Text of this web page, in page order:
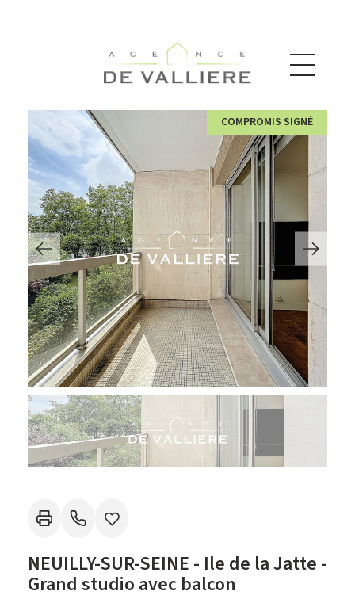
COMPROMIS SIGNÉ
NEUILLY-SUR-SEINE - Ile de la Jatte -
Grand studio avec balcon